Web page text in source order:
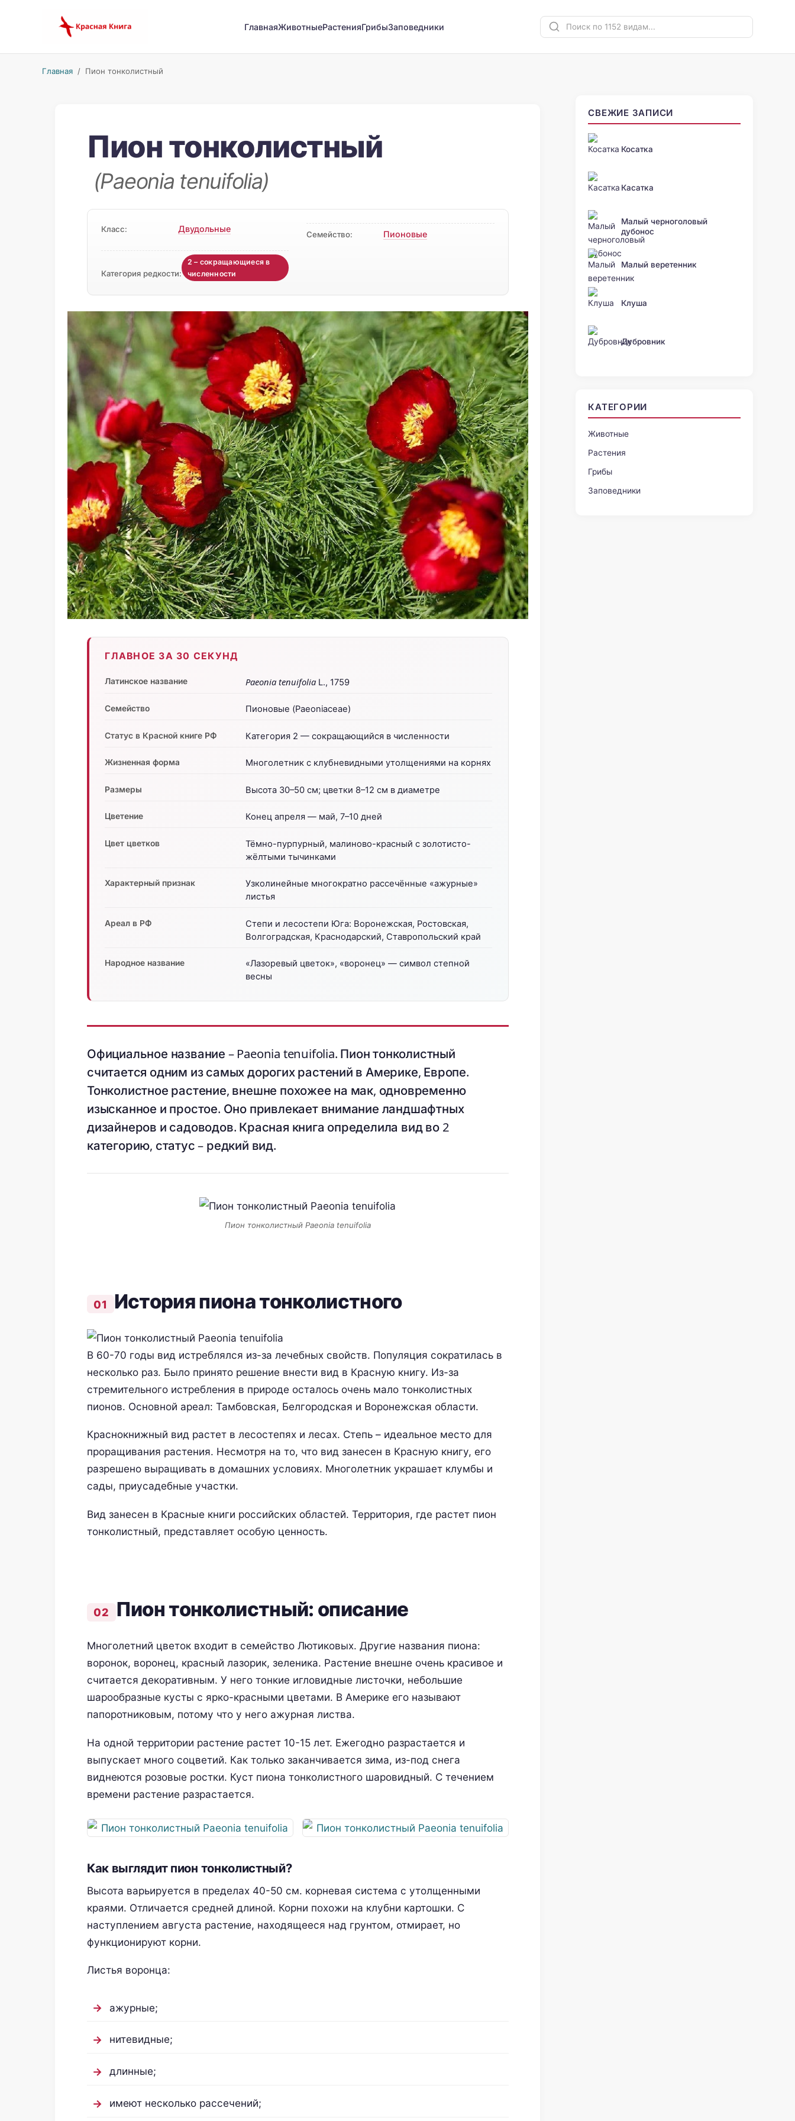
ГлавнаяЖивотныеРастенияГрибыЗаповедники
Главная/ Пион тонколистный
Пион тонколистный
(Paeonia tenuifolia)
Класс: Двудольные
Семейство: Пионовые
Категория редкости:
2 – сокращающиеся в
численности
ГЛАВНОЕ ЗА 30 СЕКУНД
Латинское название Paeonia tenuifolia L., 1759
Семейство Пионовые (Paeoniaceae)
Статус в Красной книге РФ Категория 2 — сокращающийся в численности
Жизненная форма Многолетник с клубневидными утолщениями на корнях
Размеры Высота 30–50 см; цветки 8–12 см в диаметре
Цветение Конец апреля — май, 7–10 дней
Цвет цветков
Тёмно-пурпурный, малиново-красный с золотисто-
жёлтыми тычинками
Характерный признак
Узколинейные многократно рассечённые «ажурные»
листья
Ареал в РФ
Степи и лесостепи Юга: Воронежская, Ростовская,
Волгоградская, Краснодарский, Ставропольский край
Народное название
«Лазоревый цветок», «воронец» — символ степной
весны
Официальное название – Paeonia tenuifolia. Пион тонколистный
считается одним из самых дорогих растений в Америке, Европе.
Тонколистное растение, внешне похожее на мак, одновременно
изысканное и простое. Оно привлекает внимание ландшафтных
дизайнеров и садоводов. Красная книга определила вид во 2
категорию, статус – редкий вид.
Пион тонколистный Paeonia tenuifolia
История пиона тонколистного
В 60-70 годы вид истреблялся из-за лечебных свойств. Популяция сократилась в
несколько раз. Было принято решение внести вид в Красную книгу. Из-за
стремительного истребления в природе осталось очень мало тонколистных
пионов. Основной ареал: Тамбовская, Белгородская и Воронежская области.
Краснокнижный вид растет в лесостепях и лесах. Степь – идеальное место для
проращивания растения. Несмотря на то, что вид занесен в Красную книгу, его
разрешено выращивать в домашних условиях. Многолетник украшает клумбы и
сады, приусадебные участки.
Вид занесен в Красные книги российских областей. Территория, где растет пион
тонколистный, представляет особую ценность.
Пион тонколистный: описание
Многолетний цветок входит в семейство Лютиковых. Другие названия пиона:
воронок, воронец, красный лазорик, зеленика. Растение внешне очень красивое и
считается декоративным. У него тонкие игловидные листочки, небольшие
шарообразные кусты с ярко-красными цветами. В Америке его называют
папоротниковым, потому что у него ажурная листва.
На одной территории растение растет 10-15 лет. Ежегодно разрастается и
выпускает много соцветий. Как только заканчивается зима, из-под снега
виднеются розовые ростки. Куст пиона тонколистного шаровидный. С течением
времени растение разрастается.
Как выглядит пион тонколистный?
Высота варьируется в пределах 40-50 см. корневая система с утолщенными
краями. Отличается средней длиной. Корни похожи на клубни картошки. С
наступлением августа растение, находящееся над грунтом, отмирает, но
функционируют корни.
Листья воронца:
ажурные;
нитевидные;
длинные;
имеют несколько рассечений;
СВЕЖИЕ ЗАПИСИ
Косатка
Касатка
Малый черноголовый
дубонос
Малый веретенник
Клуша
Дубровник
КАТЕГОРИИ
Животные
Растения
Грибы
Заповедники